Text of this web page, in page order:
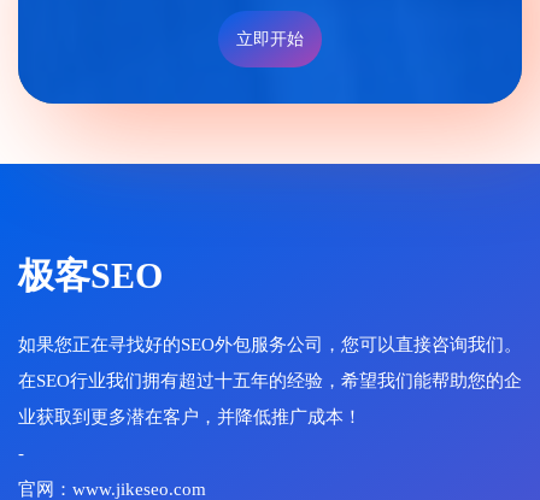
立即开始
极客SEO
如果您正在寻找好的SEO外包服务公司，您可以直接咨询我们。
在SEO行业我们拥有超过十五年的经验，希望我们能帮助您的企
业获取到更多潜在客户，并降低推广成本！
-
官网：www.jikeseo.com